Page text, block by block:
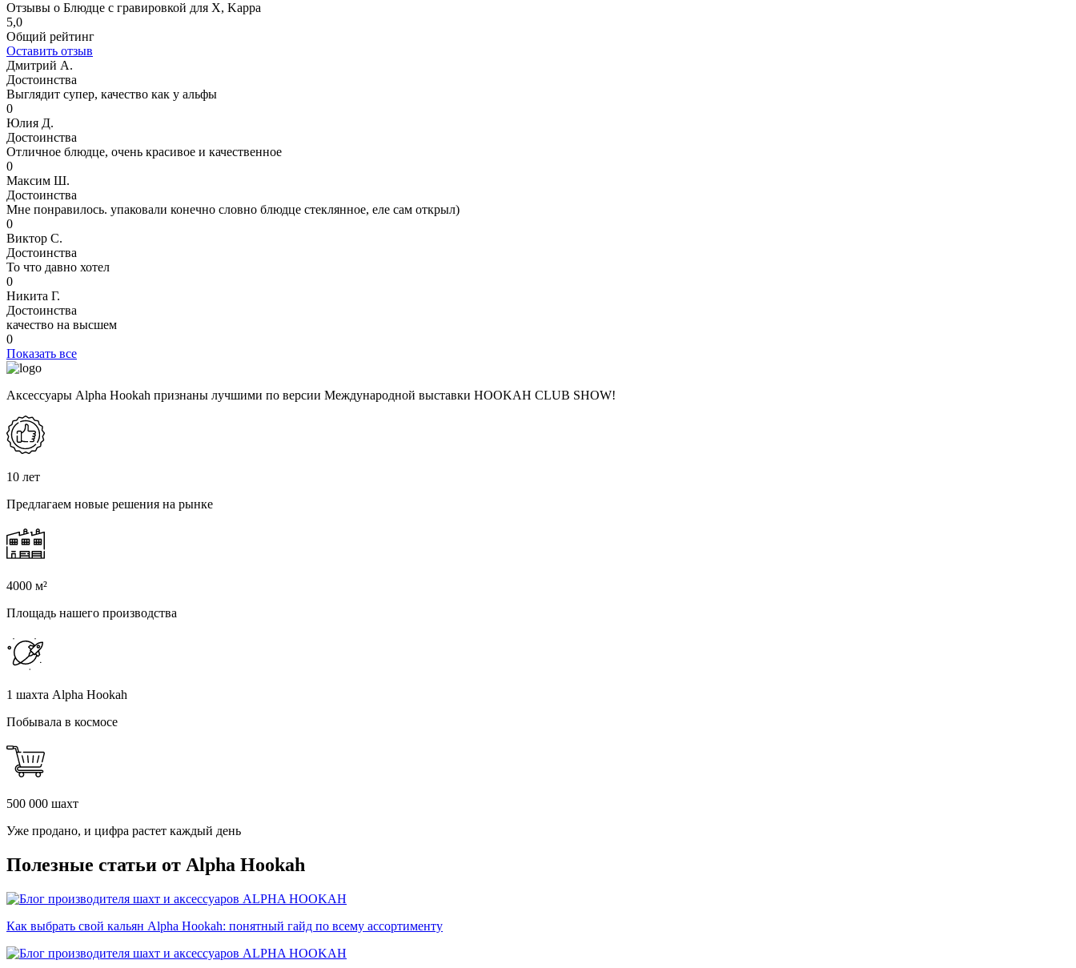
Отзывы о Блюдце с гравировкой для X, Kappa
5,0
Общий рейтинг
Оставить отзыв
Дмитрий А.
Достоинства
Выглядит супер, качество как у альфы
0
Юлия Д.
Достоинства
Отличное блюдце, очень красивое и качественное
0
Максим Ш.
Достоинства
Мне понравилось. упаковали конечно словно блюдце стеклянное, еле сам открыл)
0
Виктор С.
Достоинства
То что давно хотел
0
Никита Г.
Достоинства
качество на высшем
0
Показать все
Аксессуары Alpha Hookah признаны лучшими по версии Международной выставки HOOKAH CLUB SHOW!
10 лет
Предлагаем новые решения на рынке
4000 м²
Площадь нашего производства
1 шахта Alpha Hookah
Побывала в космосе
500 000 шахт
Уже продано, и цифра растет каждый день
Полезные статьи от Alpha Hookah
Как выбрать свой кальян Alpha Hookah: понятный гайд по всему ассортименту